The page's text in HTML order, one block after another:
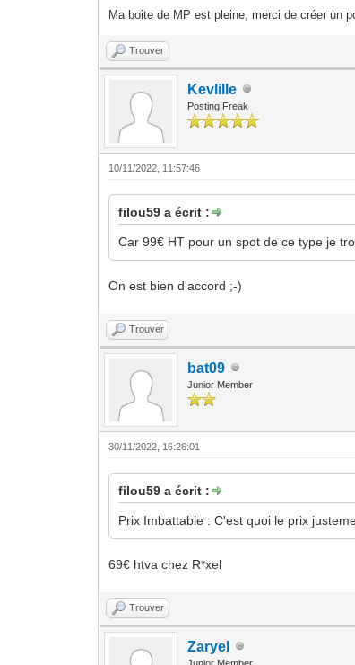
Ma boite de MP est pleine, merci de créer un
Trouver
Kevlille
Posting Freak
10/11/2022, 11:57:46
filou59 a écrit :
Car 99€ HT pour un spot de ce type je
On est bien d'accord ;-)
Trouver
bat09
Junior Member
30/11/2022, 16:26:01
filou59 a écrit :
Prix Imbattable : C'est quoi le prix
69€ htva chez R*xel
Trouver
Zaryel